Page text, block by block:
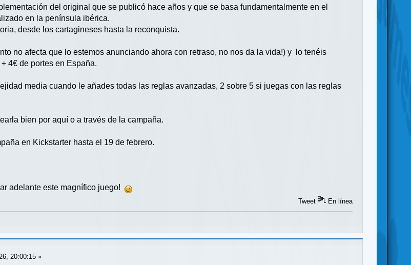
del original que se publicó hace años y que se basa fundamentalmente en el
en la península ibérica.
desde los cartagineses hasta la reconquista.
no afecta que lo estemos anunciando ahora con retraso, no nos da la vida!) y lo tenéis
4€ de portes en España.
media cuando le añades todas las reglas avanzadas, 2 sobre 5 si juegas con las reglas
bien por aquí o a través de la campaña.
en Kickstarter hasta el 19 de febrero.
adelante este magnífico juego!
Tweet En línea
20:00:15 »